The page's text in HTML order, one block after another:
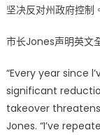
坚决反对州政府控制
市长Jones声明英文
“Every year since
significant
takeover
Jones. “I’ve